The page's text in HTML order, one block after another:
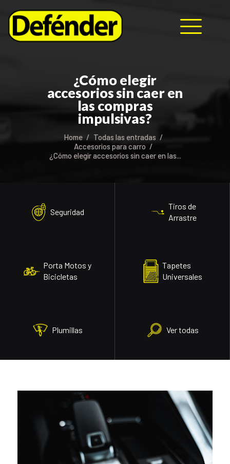
¿Cómo elegir
accesorios sin caer en
las compras
impulsivas?
Home
Todas las entradas
Accesorios para carro
¿Cómo elegir accesorios sin caer en las...
Seguridad
Tiros de
Arrastre
Porta Motos y
Bicicletas
Tapetes
Universales
Plumillas Ver todas
NOSOTROS
PRODUCTOS
MANUALES
CONTACTO